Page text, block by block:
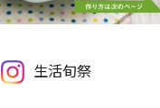
生活旬祭